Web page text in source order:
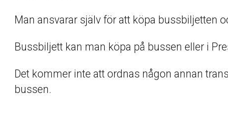
Man ansvarar själv för att köpa bussbiljetten
Bussbiljett kan man köpa på bussen eller i
Det kommer inte att ordnas någon annan
bussen.